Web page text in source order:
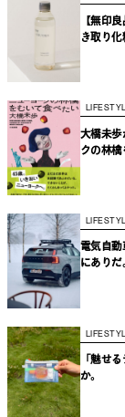
【無印
き取り
大橋未歩
クの林檎
電気自動
にありだ
「魅せ
か。